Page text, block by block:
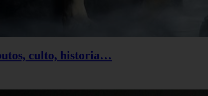
culto, historia…